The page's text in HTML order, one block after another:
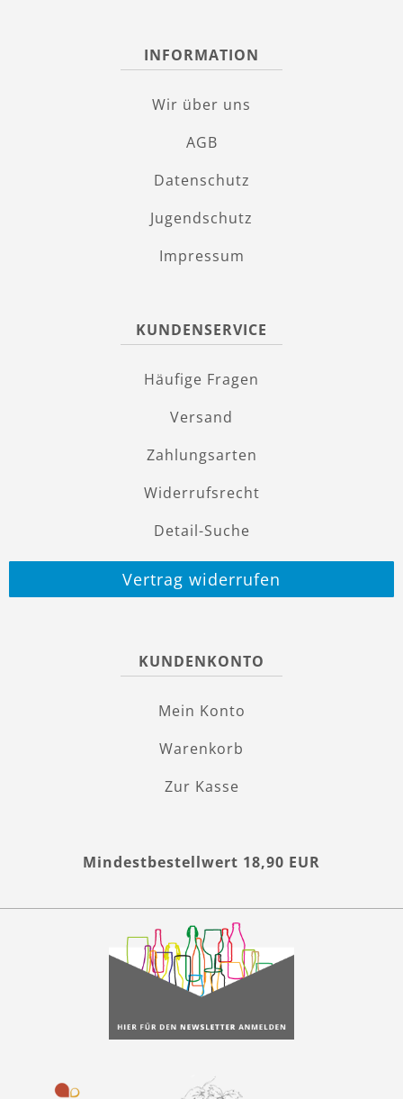
INFORMATION
Wir über uns
AGB
Datenschutz
Jugendschutz
Impressum
KUNDENSERVICE
Häufige Fragen
Versand
Zahlungsarten
Widerrufsrecht
Detail-Suche
Vertrag widerrufen
KUNDENKONTO
Mein Konto
Warenkorb
Zur Kasse
Mindestbestellwert 18,90 EUR